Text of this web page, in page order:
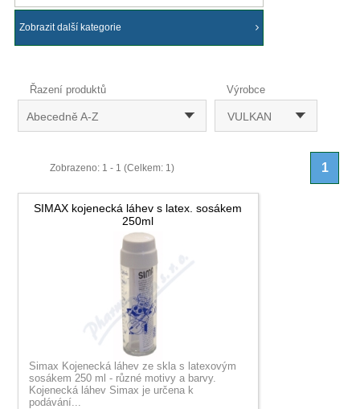
Zobrazit další kategorie
Řazení produktů
Abecedně A-Z
Výrobce
VULKAN
Zobrazeno: 1 - 1 (Celkem: 1) 1
SIMAX kojenecká láhev s latex. sosákem
250ml
Simax Kojenecká láhev ze skla s latexovým
sosákem 250 ml - různé motivy a barvy.
Kojenecká láhev Simax je určena k
podávání...